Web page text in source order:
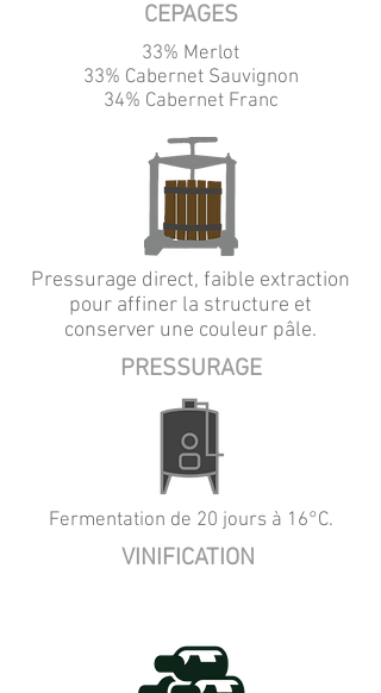
CEPAGES
33% Merlot
33% Cabernet Sauvignon
34% Cabernet Franc
Pressurage direct, faible extraction
pour affiner la structure et
conserver une couleur pâle.
PRESSURAGE
Fermentation de 20 jours à 16°C.
VINIFICATION